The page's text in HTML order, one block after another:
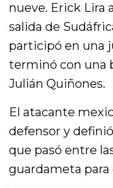
nueve. Erick Lira
salida de
participó en una
terminó con una
Julián Quiñones.
El atacante
defensor y
que pasó entre
guardameta para